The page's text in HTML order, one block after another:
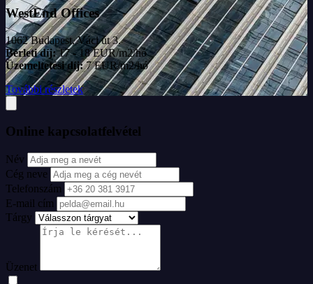
WestEnd Offices
1062 Budapest, Váci út 3.
Bérleti díj:17 - 18 EUR/m2/hó
Üzemeltetési díj:7 EUR/m2/hó
További részletek
Online kapcsolatfelvétel
Név
Cég neve
Telefonszám
E-mail cím
Tárgy
Üzenet